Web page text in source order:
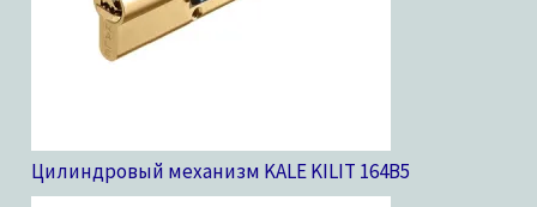
Цилиндровый механизм KALE KILIT 164B5